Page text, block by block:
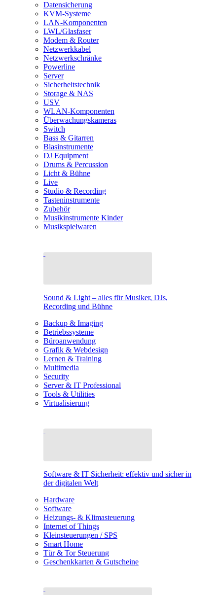
Datensicherung
KVM-Systeme
LAN-Komponenten
LWL/Glasfaser
Modem & Router
Netzwerkkabel
Netzwerkschränke
Powerline
Server
Sicherheitstechnik
Storage & NAS
USV
WLAN-Komponenten
Überwachungskameras
Switch
Bass & Gitarren
Blasinstrumente
DJ Equipment
Drums & Percussion
Licht & Bühne
Live
Studio & Recording
Tasteninstrumente
Zubehör
Musikinstrumente Kinder
Musikspielwaren
Sound & Light – alles für Musiker, DJs,
Recording und Bühne
Backup & Imaging
Betriebssysteme
Büroanwendung
Grafik & Webdesign
Lernen & Training
Multimedia
Security
Server & IT Professional
Tools & Utilities
Virtualisierung
Software & IT Sicherheit: effektiv und sicher in
der digitalen Welt
Hardware
Software
Heizungs- & Klimasteuerung
Internet of Things
Kleinsteuerungen / SPS
Smart Home
Tür & Tor Steuerung
Geschenkkarten & Gutscheine